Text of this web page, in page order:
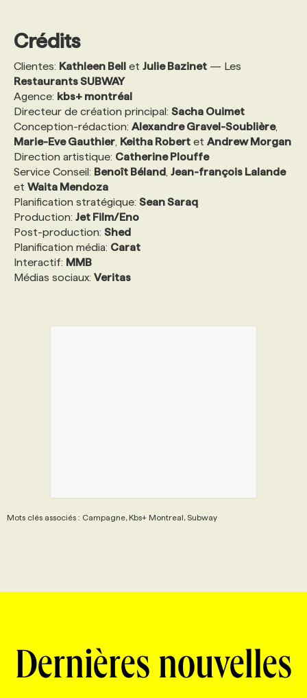
Crédits
Clientes: Kathleen Bell et Julie Bazinet — Les
Restaurants SUBWAY
Agence: kbs+ montréal
Directeur de création principal: Sacha Ouimet
Conception-rédaction: Alexandre Gravel-Soublière,
Marie-Eve Gauthier, Keitha Robert et Andrew Morgan
Direction artistique: Catherine Plouffe
Service Conseil: Benoît Béland, Jean-françois Lalande
et Waita Mendoza
Planification stratégique: Sean Saraq
Production: Jet Film/Eno
Post-production: Shed
Planification média: Carat
Interactif: MMB
Médias sociaux: Veritas
Mots clés associés : Campagne, Kbs+ Montreal, Subway
Dernières nouvelles